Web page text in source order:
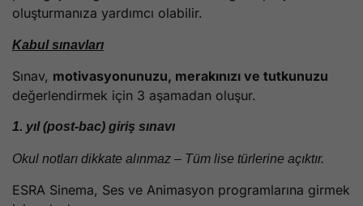
oluşturmanıza yardımcı olabilir.
Kabul sınavları
Sınav, motivasyonunuzu, merakınızı ve tutkunuzu
değerlendirmek için 3 aşamadan oluşur.
1. yıl (post-bac) giriş sınavı
Okul notları dikkate alınmaz – Tüm lise türlerine açıktır.
ESRA Sinema, Ses ve Animasyon programlarına girmek